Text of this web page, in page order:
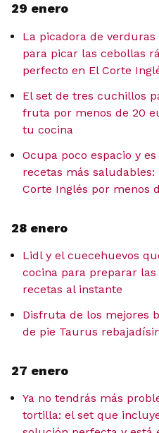
29 enero
La picadora de
para picar las cebollas
perfecto en El Corte
El set de tres cuchillos
fruta por menos de 20
tu cocina
Ocupa poco espacio y
recetas más
Corte Inglés por menos
28 enero
Lidl y el cuecehuevos
cocina para preparar
recetas al instante
Disfruta de los mejores
de pie Taurus
27 enero
Ya no tendrás más
tortilla: el set que